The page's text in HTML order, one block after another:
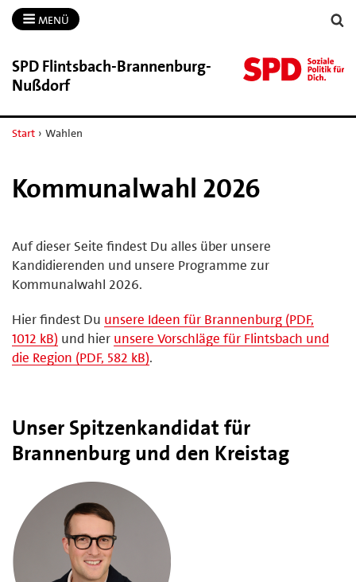
MENÜ
SPD Flintsbach-​Brannenburg-​
Nußdorf
Start › Wahlen
Kommunalwahl 2026
Auf dieser Seite findest Du alles über unsere
Kandidierenden und unsere Programme zur
Kommunalwahl 2026.
Hier findest Du unsere Ideen für Brannenburg (PDF,
1012 kB) und hier unsere Vorschläge für Flintsbach und
die Region (PDF, 582 kB).
Unser Spitzenkandidat für
Brannenburg und den Kreistag